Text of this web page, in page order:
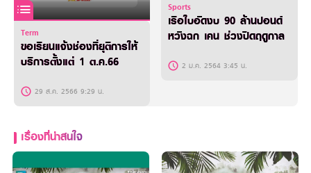
Term
ขอเรียนแจ้งช่องที่ยุติการให้
บริการตั้งแต่ 1 ต.ค.66
29 ส.ค. 2566 9:29 น.
Sports
เรือใบอัดงบ 90 ล้านปอนด์
หวังฉก เคน ช่วงปิดฤดูกาล
2 ม.ค. 2564 3:45 น.
เรื่องที่น่าสนใจ